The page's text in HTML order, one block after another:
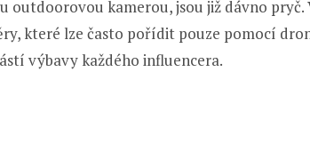
outdoorovou kamerou, jsou již dávno
které lze často pořídit pouze pomocí
výbavy každého influencera.